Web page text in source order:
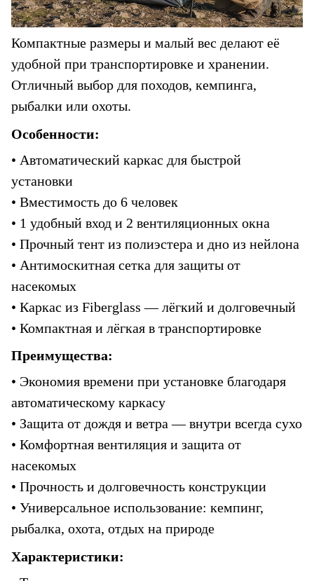
Компактные размеры и малый вес делают её
удобной при транспортировке и хранении.
Отличный выбор для походов, кемпинга,
рыбалки или охоты.
Особенности:
• Автоматический каркас для быстрой
установки
• Вместимость до 6 человек
• 1 удобный вход и 2 вентиляционных окна
• Прочный тент из полиэстера и дно из нейлона
• Антимоскитная сетка для защиты от
насекомых
• Каркас из Fiberglass — лёгкий и долговечный
• Компактная и лёгкая в транспортировке
Преимущества:
• Экономия времени при установке благодаря
автоматическому каркасу
• Защита от дождя и ветра — внутри всегда сухо
• Комфортная вентиляция и защита от
насекомых
• Прочность и долговечность конструкции
• Универсальное использование: кемпинг,
рыбалка, охота, отдых на природе
Характеристики: